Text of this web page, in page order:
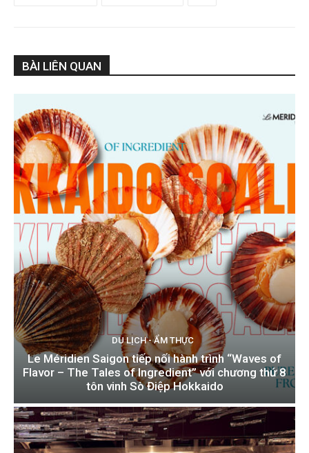
BÀI LIÊN QUAN
DU LỊCH - ẨM THỰC
Le Méridien Saigon tiếp nối hành trình “Waves of
Flavor – The Tales of Ingredient” với chương thứ 8
tôn vinh Sò Điệp Hokkaido